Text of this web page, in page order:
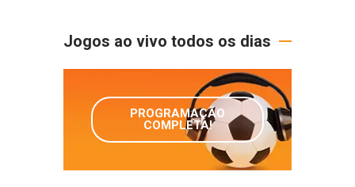
Jogos ao vivo todos os dias
PROGRAMAÇÃO
COMPLETA!